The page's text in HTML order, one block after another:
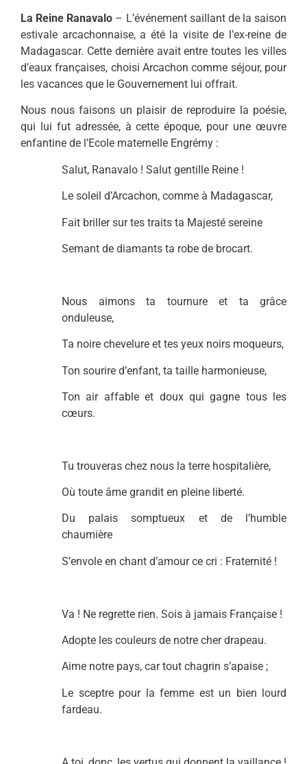
La Reine Ranavalo – L’événement saillant de la saison
estivale arcachonnaise, a été la visite de l’ex-reine de
Madagascar. Cette dernière avait entre toutes les villes
d’eaux françaises, choisi Arcachon comme séjour, pour
les vacances que le Gouvernement lui offrait.
Nous nous faisons un plaisir de reproduire la poésie,
qui lui fut adressée, à cette époque, pour une œuvre
enfantine de l’Ecole maternelle Engrémy :
Salut, Ranavalo ! Salut gentille Reine !
Le soleil d’Arcachon, comme à Madagascar,
Fait briller sur tes traits ta Majesté sereine
Semant de diamants ta robe de brocart.
Nous aimons ta tournure et ta grâce
onduleuse,
Ta noire chevelure et tes yeux noirs moqueurs,
Ton sourire d’enfant, ta taille harmonieuse,
Ton air affable et doux qui gagne tous les
cœurs.
Tu trouveras chez nous la terre hospitalière,
Où toute âme grandit en pleine liberté.
Du palais somptueux et de l’humble
chaumière
S’envole en chant d’amour ce cri : Fraternité !
Va ! Ne regrette rien. Sois à jamais Française !
Adopte les couleurs de notre cher drapeau.
Aime notre pays, car tout chagrin s’apaise ;
Le sceptre pour la femme est un bien lourd
fardeau.